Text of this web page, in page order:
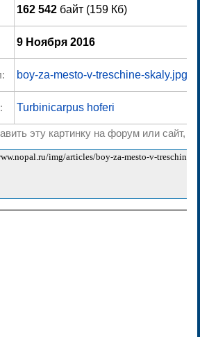
162 542 байт (159 Кб)
9 Ноября 2016
boy-za-mesto-v-treschine-skaly.jpg
Turbinicarpus hoferi
эту картинку на форум или сайт,